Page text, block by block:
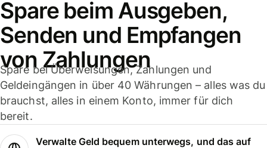
Spare beim Ausgeben,
Senden und Empfangen
von Zahlungen
Spare bei Überweisungen, Zahlungen und
Geldeingängen in über 40 Währungen – alles was du
brauchst, alles in einem Konto, immer für dich
bereit.
Verwalte Geld bequem unterwegs, und das auf